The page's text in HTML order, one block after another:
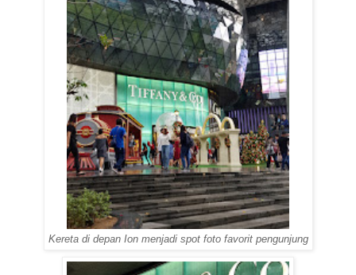
Kereta di depan Ion menjadi spotfoto favorit pengunjung